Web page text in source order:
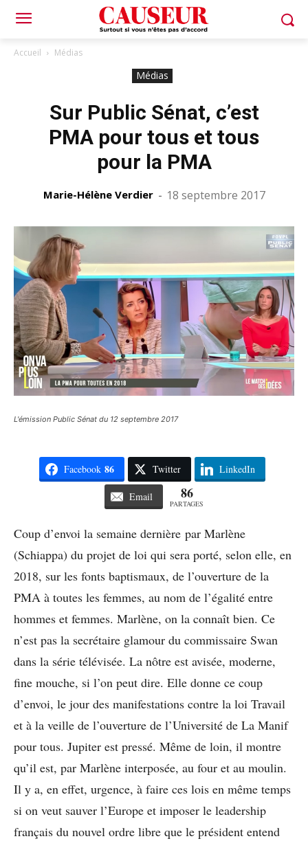
Accueil Médias
Médias
Sur Public Sénat, c’est
PMA pour tous et tous
pour la PMA
Marie-Hélène Verdier - 18 septembre 2017
L'émission Public Sénat du 12 septembre 2017
Facebook 86 Twitter LinkedIn
Email 86
PARTAGES
Coup d’envoi la semaine dernière par Marlène
(Schiappa) du projet de loi qui sera porté, selon elle, en
2018, sur les fonts baptismaux, de l’ouverture de la
PMA à toutes les femmes, au nom de l’égalité entre
hommes et femmes. Marlène, on la connaît bien. Ce
n’est pas la secrétaire glamour du commissaire Swan
dans la série télévisée. La nôtre est avisée, moderne,
fine mouche, si l’on peut dire. Elle donne ce coup
d’envoi, le jour des manifestations contre la loi Travail
et à la veille de l’ouverture de l’Université de La Manif
pour tous. Jupiter est pressé. Même de loin, il montre
qu’il est, par Marlène interposée, au four et au moulin.
Il y a, en effet, urgence, à faire ces lois en même temps
si on veut sauver l’Europe et imposer le leadership
français du nouvel ordre libre que le président entend